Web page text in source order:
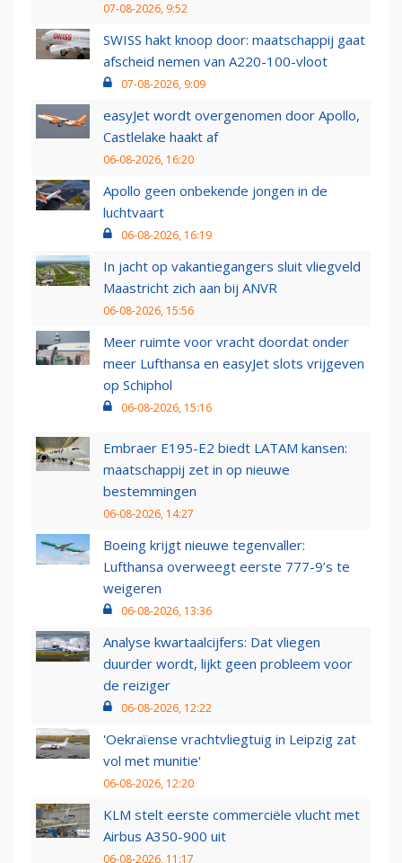
07-08-2026, 9:52
SWISS hakt knoop door: maatschappij gaat
afscheid nemen van A220-100-vloot
07-08-2026, 9:09
easyJet wordt overgenomen door Apollo,
Castlelake haakt af
06-08-2026, 16:20
Apollo geen onbekende jongen in de
luchtvaart
06-08-2026, 16:19
In jacht op vakantiegangers sluit vliegveld
Maastricht zich aan bij ANVR
06-08-2026, 15:56
Meer ruimte voor vracht doordat onder
meer Lufthansa en easyJet slots vrijgeven
op Schiphol
06-08-2026, 15:16
Embraer E195-E2 biedt LATAM kansen:
maatschappij zet in op nieuwe
bestemmingen
06-08-2026, 14:27
Boeing krijgt nieuwe tegenvaller:
Lufthansa overweegt eerste 777-9’s te
weigeren
06-08-2026, 13:36
Analyse kwartaalcijfers: Dat vliegen
duurder wordt, lijkt geen probleem voor
de reiziger
06-08-2026, 12:22
'Oekraïense vrachtvliegtuig in Leipzig zat
vol met munitie'
06-08-2026, 12:20
KLM stelt eerste commerciële vlucht met
Airbus A350-900 uit
06-08-2026, 11:17